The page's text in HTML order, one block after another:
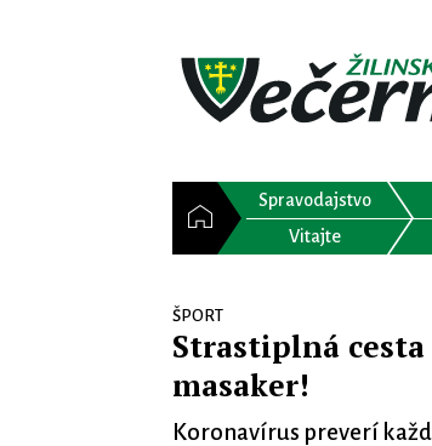
Spravodajstvo
Vitajte
ŠPORT
Strastiplná
masaker!
Koronavírus preverí